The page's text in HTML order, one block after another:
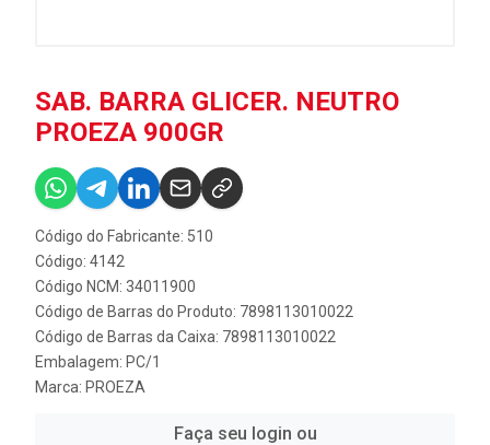
SAB. BARRA GLICER. NEUTRO
PROEZA 900GR
Código do Fabricante: 510
Código: 4142
Código NCM: 34011900
Código de Barras do Produto: 7898113010022
Código de Barras da Caixa: 7898113010022
Embalagem: PC/1
Marca: PROEZA
Faça seu login ou